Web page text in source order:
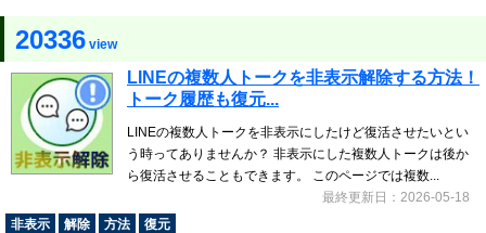
20336 view
LINEの複数人トークを非表示解除する方法！
トーク履歴も復元...
LINEの複数人トークを非表示にしたけど復活させたいとい
う時ってありませんか？ 非表示にした複数人トークは後か
ら復活させることもできます。 このページでは複数...
最終更新日：2026-05-18
非表示
解除 方法 復元